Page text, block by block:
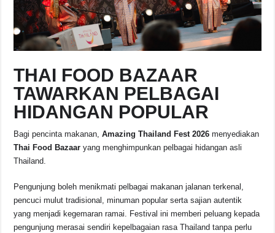
THAI FOOD BAZAAR
TAWARKAN PELBAGAI
HIDANGAN POPULAR
Bagi pencinta makanan,Amazing Thailand Fest 2026 menyediakan
Thai Food Bazaar yang menghimpunkan pelbagai hidangan asli
Thailand.
Pengunjung boleh menikmati pelbagai makanan jalanan terkenal,
pencuci mulut tradisional, minuman popular serta sajian autentik
yang menjadi kegemaran ramai. Festival ini memberi peluang kepada
pengunjung merasai sendiri kepelbagaian rasa Thailand tanpa perlu